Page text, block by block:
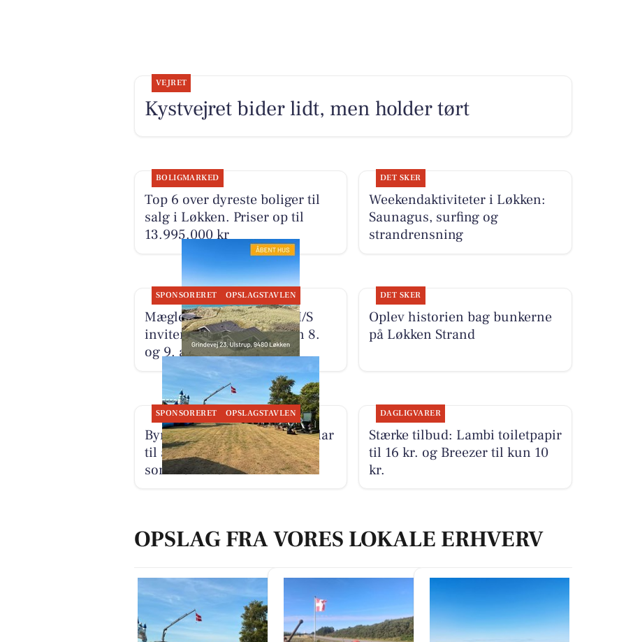
VEJRET
Kystvejret bider lidt, men holder tørt
BOLIGMARKED
Top 6 over dyreste boliger til
salg i Løkken. Priser op til
13.995.000 kr
DET SKER
Weekendaktiviteter i Løkken:
Saunagus, surfing og
strandrensning
SPONSORERET OPSLAGSTAVLEN
Mæglerhuset Vestkysten I/S
inviterer til åbent hus den 8.
og 9. august
DET SKER
Oplev historien bag bunkerne
på Løkken Strand
SPONSORERET OPSLAGSTAVLEN
Byrdal Multiservice ApS er klar
til at løse nye opgaver efter
sommerferien
DAGLIGVARER
Stærke tilbud: Lambi toiletpapir
til 16 kr. og Breezer til kun 10
kr.
OPSLAG FRA VORES LOKALE ERHVERV